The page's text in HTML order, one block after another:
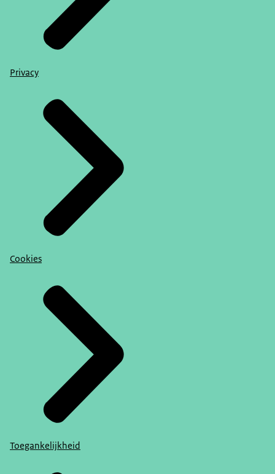
Privacy
Cookies
Toegankelijkheid